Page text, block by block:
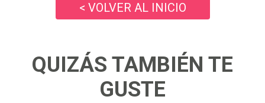
< VOLVER AL INICIO
QUIZÁS TAMBIÉN TE
GUSTE